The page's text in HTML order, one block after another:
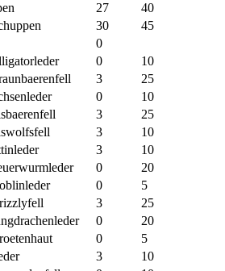
27
40
30
45
0
0
10
3
25
0
10
3
25
3
10
3
10
0
20
0
5
3
25
0
20
0
5
3
10